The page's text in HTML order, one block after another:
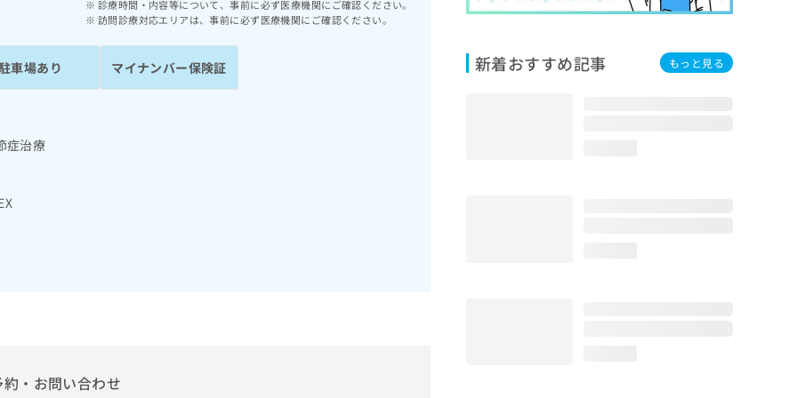
診療時間・内容等について、事前に必ず医療機関にご確認ください。
訪問診療対応エリアは、事前に必ず医療機関にご確認ください。
車場あり マイナンバー保険証
症治療
・お問い合わせ
新着おすすめ記事 もっと見る